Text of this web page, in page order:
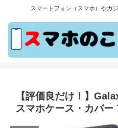
スマートフォン（スマホ）やガ
【評価良だけ！】
スマホケース・カバー